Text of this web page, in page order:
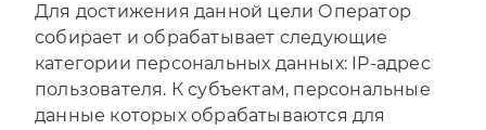
Для достижения данной цели Оператор
собирает и обрабатывает следующие
категории персональных данных: IP-адрес
пользователя. К субъектам, персональные
данные которых обрабатываются для